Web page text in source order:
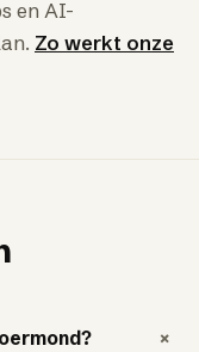
en AI-
Zo werkt onze
+